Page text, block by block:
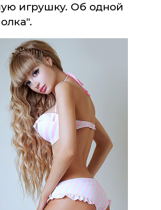
игрушку. Об одной